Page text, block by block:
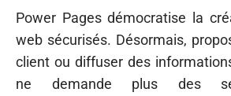
Power Pages démocratise la
web sécurisés. Désormais,
client ou diffuser des
ne demande plus des